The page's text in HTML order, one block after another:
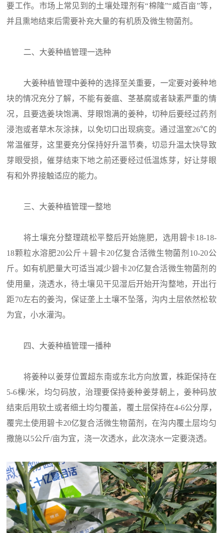
要工作。市场上常见到的土壤处理剂有“棉隆”“威百亩”等，
并且熏地结束后需要补充大量的有机质及微生物菌剂。
二、大姜种植管理一选种
大姜种植管理中姜种的选择至关重要，一定要对姜种地
块的情况充分了解，不能有姜瘟、茎基腐或者缺素严重的情
况，且要选姜块饱满、芽眼饱满的姜种，切种后要经过药剂
浸泡或者草木灰涂抹，以免切口出现病变。通过温室26℃的
常温催芽，这里要充分保持好升温节奏，切忌升温太快导致
芽眼受损，催芽结束下地之前还要经过低温炼芽，好让芽眼
有和外界接触适应的能力。
三、大姜种植管理一整地
将土壤充分整理疏松平整后开始施肥，选用碧卡18-18-
18颗粒水溶肥20公斤＋碧卡20亿复合活微生物菌剂10-20公
斤。如有机肥量大可适当减少碧卡20亿复合活微生物菌剂的
使用量，浇透水，待土壤见干见湿后开始开沟整地，开出行
距70左右的姜沟，保证垄上土壤不坠落，沟内土层依然松软
为宜，小水灌沟。
四、大姜种植管理一播种
将姜种以姜芽位置超东南或东北方向放置，株距保持在
5-6棵/米，均匀码放，治理要保持姜种姜芽朝上，姜种码放
结束后用软土或者细土均匀覆盖，覆土层保持在4-6公分厚，
覆完土使用碧卡20亿复合活微生物菌剂，在沟内覆土层均匀
撒施以5公斤/亩为宜，浇一次透水，此次浇水一定要浇透。